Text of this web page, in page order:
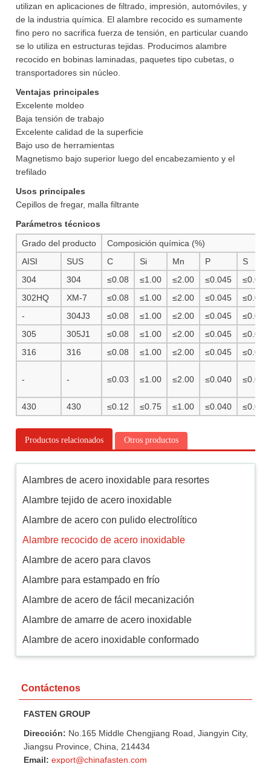
utilizan en aplicaciones de filtrado, impresión, automóviles, y
de la industria química. El alambre recocido es sumamente
fino pero no sacrifica fuerza de tensión, en particular cuando
se lo utiliza en estructuras tejidas. Producimos alambre
recocido en bobinas laminadas, paquetes tipo cubetas, o
transportadores sin núcleo.
Ventajas principales
Excelente moldeo
Baja tensión de trabajo
Excelente calidad de la superficie
Bajo uso de herramientas
Magnetismo bajo superior luego del encabezamiento y el
trefilado
Usos principales
Cepillos de fregar, malla filtrante
Parámetros técnicos
Grado del producto
Composición química (%)
AISI
SUS C Si Mn P
S
304
304 ≤0.08 ≤1.00 ≤2.00 ≤0.045
≤0.030
302HQ
XM-7 ≤0.08 ≤1.00 ≤2.00 ≤0.045
≤0.030
-
304J3 ≤0.08 ≤1.00 ≤2.00 ≤0.045
≤0.030
305
305J1 ≤0.08 ≤1.00 ≤2.00 ≤0.045
≤0.030
316
316 ≤0.08 ≤1.00 ≤2.00 ≤0.045 ≤0.030
- - ≤0.03 ≤1.00 ≤2.00 ≤0.040 ≤0.030
430 430 ≤0.12 ≤0.75 ≤1.00 ≤0.040 ≤0.030
Productos relacionados Otros productos
Alambres de acero inoxidable para resortes
Alambre tejido de acero inoxidable
Alambre de acero con pulido electrolítico
Alambre recocido de acero inoxidable
Alambre de acero para clavos
Alambre para estampado en frío
Alambre de acero de fácil mecanización
Alambre de amarre de acero inoxidable
Alambre de acero inoxidable conformado
Contáctenos
FASTEN GROUP
Dirección: No.165 Middle Chengjiang Road, Jiangyin City,
Jiangsu Province, China, 214434
Email: export@chinafasten.com